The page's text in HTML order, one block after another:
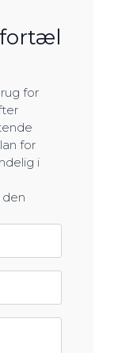
for
for
i